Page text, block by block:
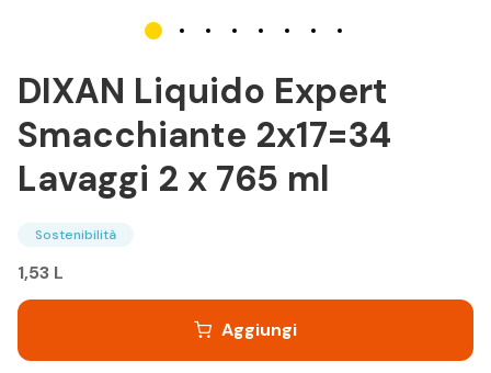
DIXAN Liquido Expert
Smacchiante 2x17=34
Lavaggi 2 x 765 ml
Sostenibilità
1,53 L
Aggiungi